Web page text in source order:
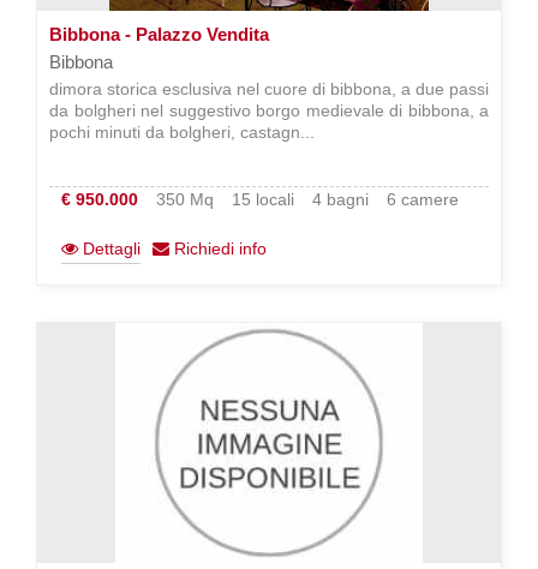
Bibbona - Palazzo Vendita
Bibbona
dimora storica esclusiva nel cuore di bibbona, a due passi
da bolgheri nel suggestivo borgo medievale di bibbona, a
pochi minuti da bolgheri, castagn...
€ 950.000 350 Mq 15 locali 4 bagni 6 camere
Dettagli Richiedi info